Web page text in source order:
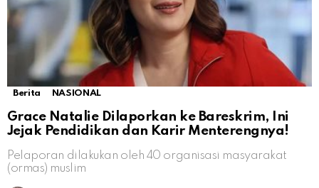
Berita NASIONAL
Grace Natalie Dilaporkan ke Bareskrim, Ini
Jejak Pendidikan dan Karir Menterengnya!
Pelaporan dilakukan oleh 40 organisasi masyarakat
(ormas) muslim